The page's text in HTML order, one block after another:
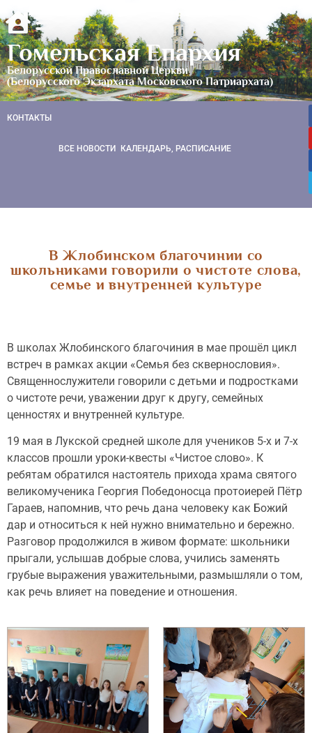
Гомельская Епархия
Белорусской Православной Церкви
(Белорусского Экзархата Московского Патриархата)
КОНТАКТЫ
ВСЕ НОВОСТИ КАЛЕНДАРЬ, РАСПИСАНИЕ
В Жлобинском благочинии со
школьниками говорили о чистоте слова,
семье и внутренней культуре
В школах Жлобинского благочиния в мае прошёл цикл
встреч в рамках акции «Семья без сквернословия».
Священнослужители говорили с детьми и подростками
о чистоте речи, уважении друг к другу, семейных
ценностях и внутренней культуре.
19 мая в Лукской средней школе для учеников 5-х и 7-х
классов прошли уроки-квесты «Чистое слово». К
ребятам обратился настоятель прихода храма святого
великомученика Георгия Победоносца протоиерей Пётр
Гараев, напомнив, что речь дана человеку как Божий
дар и относиться к ней нужно внимательно и бережно.
Разговор продолжился в живом формате: школьники
прыгали, услышав добрые слова, учились заменять
грубые выражения уважительными, размышляли о том,
как речь влияет на поведение и отношения.